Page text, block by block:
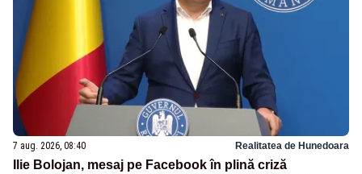
7 aug. 2026, 08:40 Realitatea de Hunedoara
Ilie Bolojan, mesaj pe Facebook în plină criză